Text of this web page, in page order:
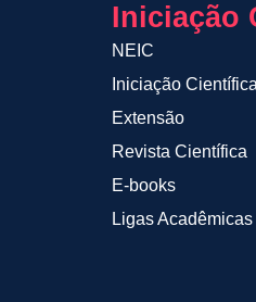
Iniciação
NEIC
Iniciação Científica
Extensão
Revista Científica
E-books
Ligas Acadêmicas